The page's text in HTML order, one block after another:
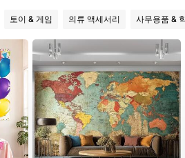
토이 & 게임 의류 액세서리 사무용품 &